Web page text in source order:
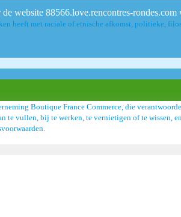
de website 88566.love.rencontres-
heeft met raciale of etnische afkomst, politieke,
Boutique France Commerce, die
te vullen, bij te werken, te vernietigen of te